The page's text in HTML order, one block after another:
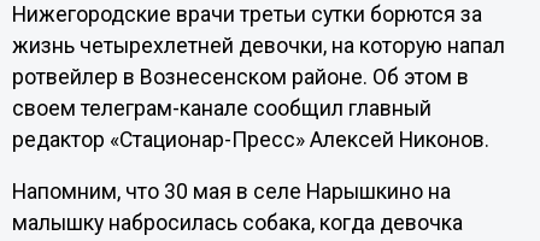
Нижегородские врачи третьи сутки борются за
жизнь четырехлетней девочки, на которую напал
ротвейлер в Вознесенском районе. Об этом в
своем телеграм-канале сообщил главный
редактор «Стационар-Пресс» Алексей Никонов.
Напомним, что 30 мая в селе Нарышкино на
малышку набросилась собака, когда девочка